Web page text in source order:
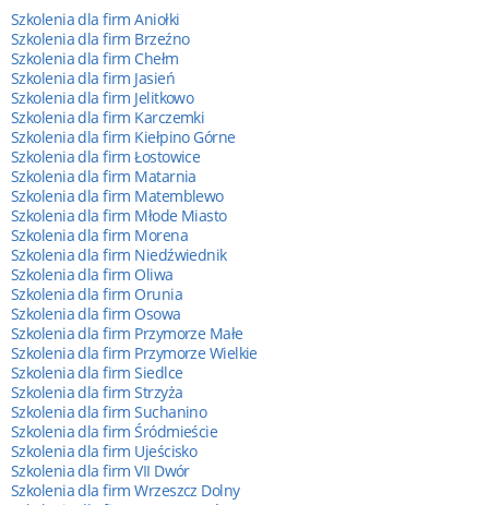
Szkolenia dla firm Aniołki
Szkolenia dla firm Brzeźno
Szkolenia dla firm Chełm
Szkolenia dla firm Jasień
Szkolenia dla firm Jelitkowo
Szkolenia dla firm Karczemki
Szkolenia dla firm Kiełpino Górne
Szkolenia dla firm Łostowice
Szkolenia dla firm Matarnia
Szkolenia dla firm Matemblewo
Szkolenia dla firm Młode Miasto
Szkolenia dla firm Morena
Szkolenia dla firm Niedźwiednik
Szkolenia dla firm Oliwa
Szkolenia dla firm Orunia
Szkolenia dla firm Osowa
Szkolenia dla firm Przymorze Małe
Szkolenia dla firm Przymorze Wielkie
Szkolenia dla firm Siedlce
Szkolenia dla firm Strzyża
Szkolenia dla firm Suchanino
Szkolenia dla firm Śródmieście
Szkolenia dla firm Ujeścisko
Szkolenia dla firm VII Dwór
Szkolenia dla firm Wrzeszcz Dolny